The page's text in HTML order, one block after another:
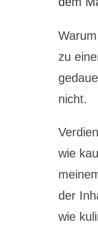
zu
nicht.
wie
der
wie